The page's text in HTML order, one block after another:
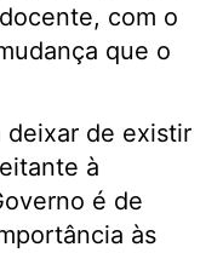
com o
que o
deixar de existir
à
é de
às